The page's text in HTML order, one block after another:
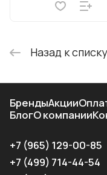
Назад к списку
БрендыАкции
БлогО компании
+7 (965) 129-00-85
+7 (499) 714-44-54